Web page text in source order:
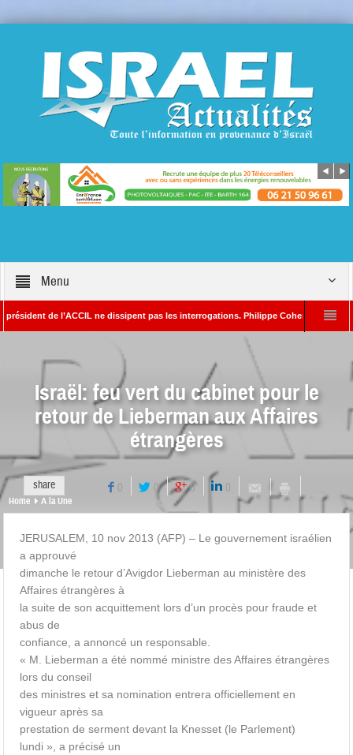
Menu
de l’ACCIL ne dissipent pas les interrogations. Philippe Cohen annonce se
Israël: feu vert du cabinet pour le
retour de Lieberman aux Affaires
étrangères
share 0 0 0 0
Home A la Une
JERUSALEM, 10 nov 2013 (AFP) – Le gouvernement israélien
a approuvé
dimanche le retour d’Avigdor Lieberman au ministère des
Affaires étrangères à
la suite de son acquittement lors d’un procès pour fraude et
abus de
confiance, a annoncé un responsable.
« M. Lieberman a été nommé ministre des Affaires étrangères
lors du conseil
des ministres et sa nomination entrera officiellement en
vigueur après sa
prestation de serment devant la Knesset (le Parlement)
lundi », a précisé un